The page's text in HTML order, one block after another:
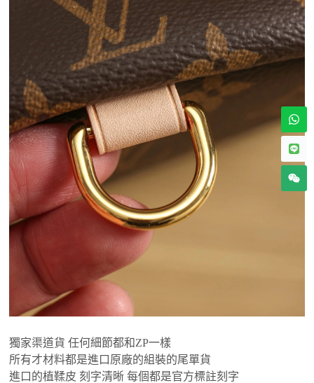
獨家渠道貨 任何細節都和ZP一樣
所有才材料都是進口原廠的組裝的尾單貨
進口的植鞣皮 刻字清晰 每個都是官方標註刻字